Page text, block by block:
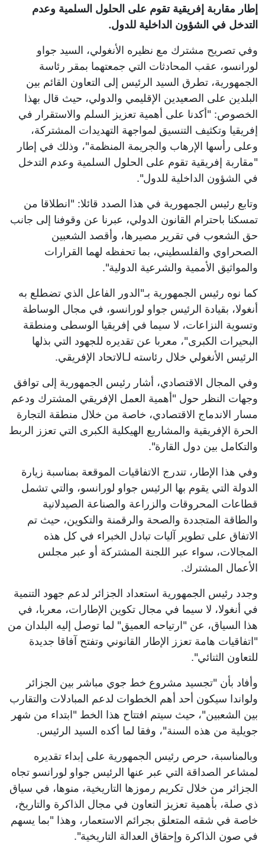
إطار مقاربة إفريقية تقوم على الحلول السلمية وعدم
التدخل في الشؤون الداخلية للدول.
وفي تصريح مشترك مع نظيره الأنغولي، السيد جواو
لورانسو، عقب المحادثات التي جمعتهما بمقر رئاسة
الجمهورية، تطرق السيد الرئيس إلى التعاون القائم بين
البلدين على الصعيدين الإقليمي والدولي، حيث قال بهذا
الخصوص: "أكدنا على أهمية تعزيز السلم والاستقرار في
إفريقيا وتكثيف التنسيق لمواجهة التهديدات المشتركة،
وعلى رأسها الإرهاب والجريمة المنظمة"، وذلك في إطار
"مقاربة إفريقية تقوم على الحلول السلمية وعدم التدخل
في الشؤون الداخلية للدول".
وتابع رئيس الجمهورية في هذا الصدد قائلا: "انطلاقا من
تمسكنا باحترام القانون الدولي، عبرنا عن وقوفنا إلى جانب
حق الشعوب في تقرير مصيرها، وأقصد الشعبين
الصحراوي والفلسطيني، بما تحفظه لهما القرارات
والمواثيق الأممية والشرعية الدولية".
كما نوه رئيس الجمهورية بـ"الدور الفاعل الذي تضطلع به
أنغولا، بقيادة الرئيس جواو لورانسو، في مجال الوساطة
وتسوية النزاعات، لا سيما في إفريقيا الوسطى ومنطقة
البحيرات الكبرى"، معربا عن تقديره للجهود التي بذلها
الرئيس الأنغولي خلال رئاسته لـالاتحاد الإفريقي.
وفي المجال الاقتصادي، أشار رئيس الجمهورية إلى توافق
وجهات النظر حول "أهمية العمل الإفريقي المشترك ودعم
مسار الاندماج الاقتصادي، خاصة من خلال منطقة التجارة
الحرة الإفريقية والمشاريع الهيكلية الكبرى التي تعزز الربط
والتكامل بين دول القارة".
وفي هذا الإطار، تندرج الاتفاقيات الموقعة بمناسبة زيارة
الدولة التي يقوم بها الرئيس جواو لورانسو، والتي تشمل
قطاعات المحروقات والزراعة والصناعة الصيدلانية
والطاقة المتجددة والصحة والرقمنة والتكوين، حيث تم
الاتفاق على تطوير آليات تبادل الخبراء في كل هذه
المجالات، سواء عبر اللجنة المشتركة أو عبر مجلس
الأعمال المشترك.
وجدد رئيس الجمهورية استعداد الجزائر لدعم جهود التنمية
في أنغولا، لا سيما في مجال تكوين الإطارات، معربا، في
هذا السياق، عن "ارتياحه العميق" لما توصل إليه البلدان من
"اتفاقيات هامة تعزز الإطار القانوني وتفتح آفاقا جديدة
للتعاون الثنائي".
وأفاد بأن "تجسيد مشروع خط جوي مباشر بين الجزائر
ولواندا سيكون أحد أهم الخطوات لدعم المبادلات والتقارب
بين الشعبين"، حيث سيتم افتتاح هذا الخط "ابتداء من شهر
جويلية من هذه السنة"، وفقا لما أكده السيد الرئيس.
وبالمناسبة، حرص رئيس الجمهورية على إبداء تقديره
لمشاعر الصداقة التي عبر عنها الرئيس جواو لورانسو تجاه
الجزائر من خلال تكريم رموزها التاريخية، منوها، في سياق
ذي صلة، بأهمية تعزيز التعاون في مجال الذاكرة والتاريخ،
خاصة في شقه المتعلق بجرائم الاستعمار، وهذا "بما يسهم
في صون الذاكرة وإحقاق العدالة التاريخية".